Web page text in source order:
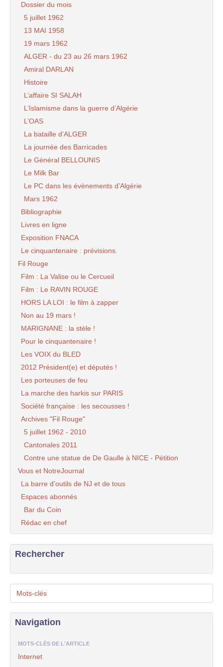
Dossier du mois
5 juillet 1962
13 MAI 1958
19 mars 1962
ALGER - du 23 au 26 mars 1962
Amiral DARLAN
Histoire
L’affaire SI SALAH
L’Islamisme dans la guerre d’Algérie
L’OAS
La bataille d’ALGER
La journée des Barricades
Le Général BELLOUNIS
Le Milk Bar
Le PC dans les évènements d’Algérie
Mars 1962
Bibliographie
Livres en ligne
Exposition FNACA
Le cinquantenaire : prévisions.
Fil Rouge
Film : La Valise ou le Cercueil
Film : Le RAVIN ROUGE
HORS LA LOI : le film à zapper
Non au 19 mars !
MARIGNANE : la stèle !
Pour le cinquantenaire !
Les VOIX du BLED
2012 Président(e) et députés !
Les porteuses de feu
La marche des harkis sur PARIS
Société française : les secousses !
Archives "Fil Rouge"
5 juillet 1962 - 2010
Cantonales 2011
Contre une statue de De Gaulle à NICE - Pétition
Vous et NotreJournal
La barre d’outils de NJ et de tous
Espaces abonnés
Bar du Coin
Rédac en chef
Rechercher
Mots-clés
Navigation
MOTS-CLÉS DE L'ARTICLE
Internet